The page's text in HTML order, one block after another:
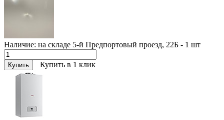
Наличие: на складе 5-й Предпортовый проезд, 22Б - 1 шт
Купить Купить в 1 клик